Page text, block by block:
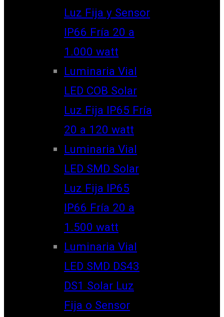
Luz Fija y Sensor
IP66 Fría 20 a
1.000 watt
Luminaria Vial
LED COB Solar
Luz Fija IP65 Fría
20 a 120 watt
Luminaria Vial
LED SMD Solar
Luz Fija IP65
IP66 Fría 20 a
1.500 watt
Luminaria Vial
LED SMD DS43
DS1 Solar Luz
Fija o Sensor